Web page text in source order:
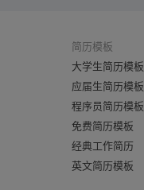
简历模板
大学生简历模板
应届生简历模板
程序员简历模板
免费简历模板
经典工作简历
英文简历模板